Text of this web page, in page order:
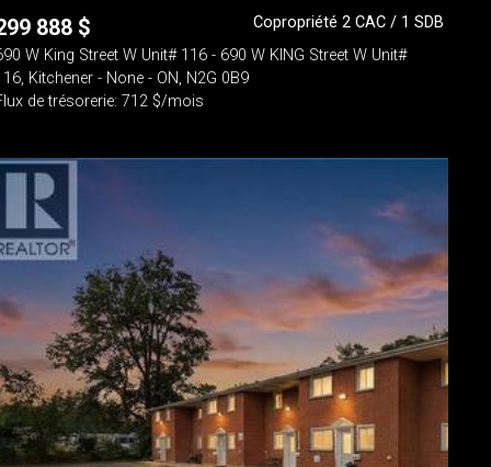
888 $
Copropriété 2 CAC / 1 SDB
W King Street W Unit# 116 - 690 W KING Street W Unit#
Kitchener - None - ON, N2G 0B9
de trésorerie: 712 $/mois